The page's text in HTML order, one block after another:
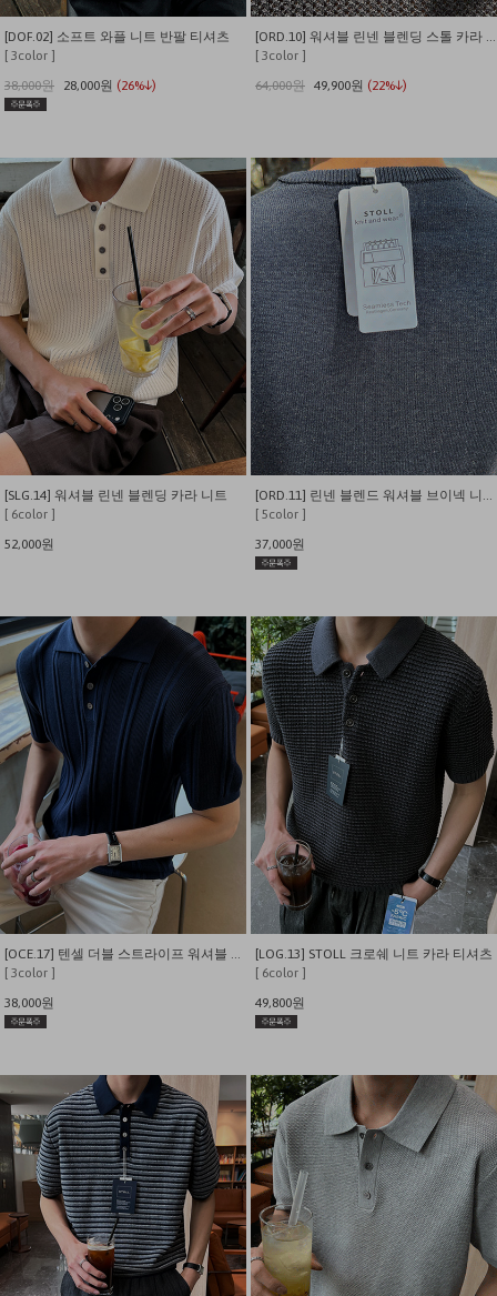
[DOF.02] 소프트 와플 니트 반팔 티셔츠
[ 3color ]
38,000원
28,000원 (26%↓)
[ 3color ]
64,000원 49,900원 (22%↓)
[SLG.14] 워셔블 린넨 블렌딩 카라 니트
[ 6color ]
52,000원
[ORD.11] 린넨 블렌드 워셔블 브이넥 니트 반팔
[ 5color ]
37,000원
[OCE.17] 텐셀 더블 스트라이프 워셔블 카라 반팔 니트
[ 3color ]
38,000원
[LOG.13] STOLL 크로쉐 니트 카라 티셔츠
[ 6color ]
49,800원